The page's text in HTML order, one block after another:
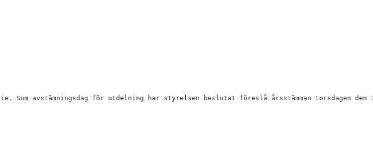
avstämningsdag för utdelning har styrelsen beslutat föreslå årsstämman torsdagen den